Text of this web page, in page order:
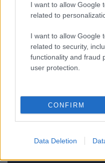
I want to allow Google
related to
I want to allow Google
related to security,
functionality and fraud
user protection.
CONFIRM
Data Deletion
stúdióban a kínai
beszélgetős műsor
néhány szó a kínai és
Hallgassátok szeretettel!